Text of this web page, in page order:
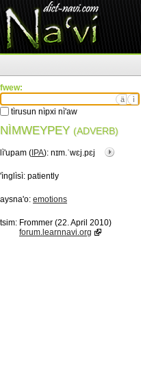
fwew:
ä ì
tìrusun nìpxi nì'aw
NÌMWEYPEY (ADVERB)
lì'upam ( IPA): nɪm.ˈwɛj.pɛj
'ìnglìsì: patiently
aysna'o: emotions
tsim: Frommer (22. April 2010)
forum.learnnavi.org